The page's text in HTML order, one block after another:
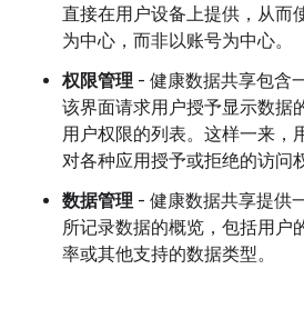
直接在用户设备上提供，从而
为中心，而非以账号为中心。
权限管理 - 健康数据共享包含
该界面请求用户授予显示数据
用户权限的列表。这样一来，
对各种应用授予或拒绝的访问
数据管理 - 健康数据共享提供
所记录数据的概览，包括用户
率或其他支持的数据类型。